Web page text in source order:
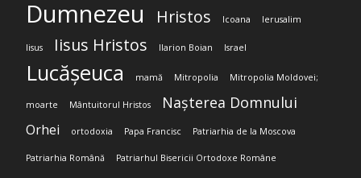
Dumnezeu Hristos Icoana Ierusalim
Iisus Iisus Hristos Ilarion Boian Israel
Lucășeuca mamă Mitropolia Mitropolia Moldovei;
moarte Mântuitorul Hristos Nașterea Domnului
Orhei ortodoxia Papa Francisc Patriarhia de la Moscova
Patriarhia Română Patriarhul Bisericii Ortodoxe Române